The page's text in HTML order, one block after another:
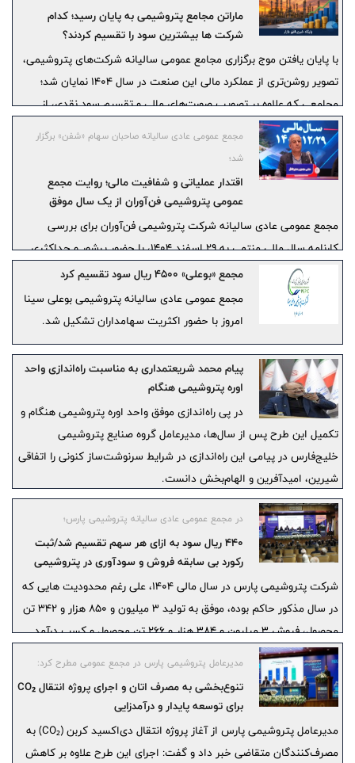
ماراتن مجامع پتروشیمی به پایان رسید؛ کدام
شرکت ها بیشترین سود را تقسیم کردند؟
با پایان یافتن موج برگزاری مجامع عمومی سالیانه شرکت‌های پتروشیمی،
تصویر روشن‌تری از عملکرد مالی این صنعت در سال ۱۴۰۴ نمایان شد؛
مجامعی که علاوه بر تصویب صورت‌های مالی و تقسیم سود نقدی، از
تداوم سرمایه‌گذاری‌های توسعه‌ای، برنامه‌های افزایش ظرفیت تولید و
راهبردهای عبور از چالش‌های انرژی و بازارهای صادراتی پرده برداشتند.
مجمع عمومی عادی سالیانه صاحبان سهام «شفن» برگزار
شد؛
اقتدار عملیاتی و شفافیت مالی؛ روایت مجمع
عمومی پتروشیمی فن‌آوران از یک سال موفق
مجمع عمومی عادی سالیانه شرکت پتروشیمی فن‌آوران برای بررسی
کارنامه سال مالی منتهی به ۲۹ اسفند ۱۴۰۴، با حضور پرشور و حداکثری
۸۵/۹۱ درصدی سهامداران برگزار شد. این نشست که با رویکردی
تبیین‌گرانه نسبت به راهبردهای مدیریت بحران و پایداری در مسیر توسعه
تشکیل گردید، روایتگر عبور موفقیت‌آمیز مجموعه از چالش‌های محیطی و
مجمع «بوعلی» 4500 ریال سود تقسیم کرد
مجمع عمومی عادی سالیانه پتروشیمی بوعلی سینا
امروز با حضور اکثریت سهامداران تشکیل شد.
پیام محمد شریعتمداری به مناسبت راه‌اندازی واحد
اوره پتروشیمی هنگام
در پی راه‌اندازی موفق واحد اوره پتروشیمی هنگام و
تکمیل این طرح پس از سال‌ها، مدیرعامل گروه صنایع پتروشیمی
خلیج‌فارس در پیامی این راه‌اندازی در شرایط سرنوشت‌ساز کنونی را اتفاقی
شیرین، امیدآفرین و الهام‌بخش دانست.
در مجمع عمومی عادی سالیانه پتروشیمی پارس؛
440 ریال سود به ازای هر سهم تقسیم شد/ثبت
رکورد بی سابقه فروش و سودآوری در پتروشیمی
پارس
شرکت پتروشیمی پارس در سال مالی ۱۴۰۴، علی رغم محدودیت هایی که
در سال مذکور حاکم بوده، موفق به تولید 3 میلیون و 850 هزار و 342 تن
محصول، فروش 3 میلیون و 384 هزار و 266 تن محصول و کسب درآمد
عملیاتی 1.334.624 میلیارد ریال شد.
مدیرعامل پتروشیمی پارس در مجمع عمومی مطرح کرد:
تنوع‌بخشی به مصرف اتان و اجرای پروژه انتقال CO₂
برای توسعه پایدار و درآمدزایی
مدیرعامل پتروشیمی پارس از آغاز پروژه انتقال دی‌اکسید کربن (CO₂) به
مصرف‌کنندگان متقاضی خبر داد و گفت: اجرای این طرح علاوه بر کاهش